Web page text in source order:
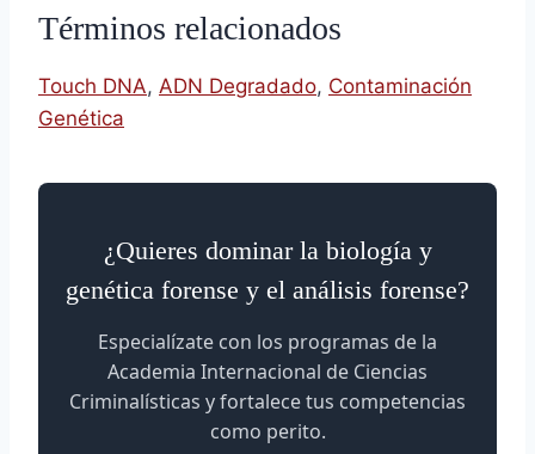
Términos relacionados
Touch DNA, ADN Degradado, Contaminación
Genética
¿Quieres dominar la biología y
genética forense y el análisis forense?
Especialízate con los programas de la
Academia Internacional de Ciencias
Criminalísticas y fortalece tus competencias
como perito.